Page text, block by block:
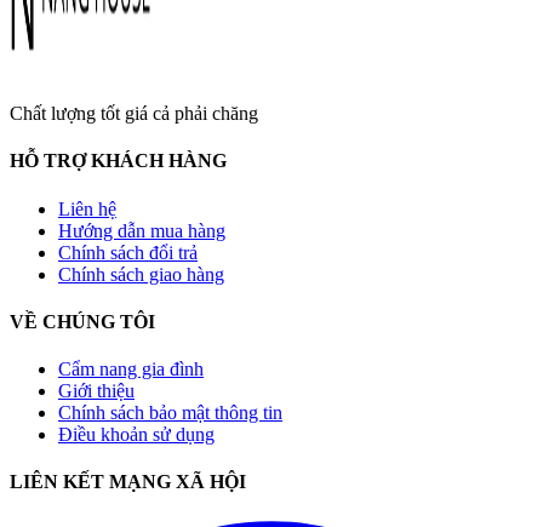
Chất lượng tốt giá cả phải chăng
HỖ TRỢ KHÁCH HÀNG
Liên hệ
Hướng dẫn mua hàng
Chính sách đổi trả
Chính sách giao hàng
VỀ CHÚNG TÔI
Cẩm nang gia đình
Giới thiệu
Chính sách bảo mật thông tin
Điều khoản sử dụng
LIÊN KẾT MẠNG XÃ HỘI